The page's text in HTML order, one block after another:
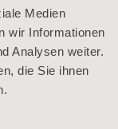
Medien
wir Informationen
Analysen weiter.
die Sie ihnen